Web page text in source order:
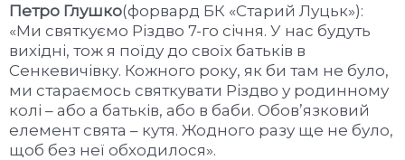
Петро Глушко(форвард БК «Старий Луцьк»):
«Ми святкуємо Різдво 7-го січня. У нас будуть
вихідні, тож я поїду до своїх батьків в
Сенкевичівку. Кожного року, як би там не було,
ми стараємось святкувати Різдво у родинному
колі – або а батьків, або в баби. Обов’язковий
елемент свята – кутя. Жодного разу ще не було,
щоб без неї обходилося».